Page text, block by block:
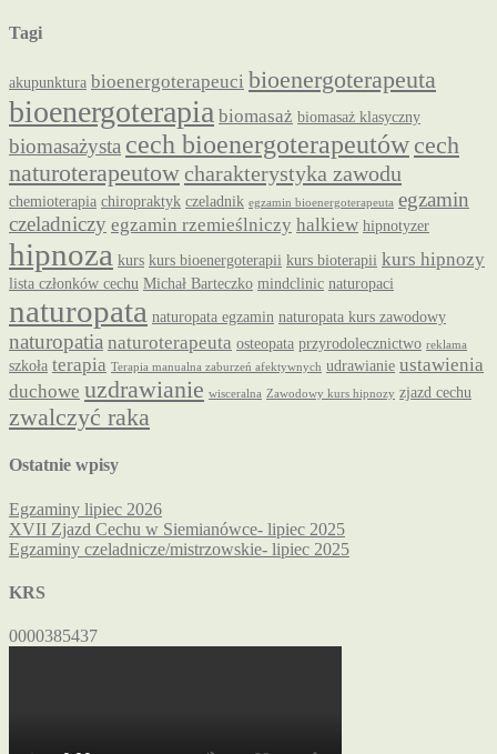
Tagi
akupunktura bioenergoterapeuci bioenergoterapeuta
bioenergoterapia biomasaż biomasaż klasyczny
biomasażysta cech bioenergoterapeutów cech
naturoterapeutowcharakterystyka zawodu
chemioterapia chiropraktyk czeladnik egzamin bioenergoterapeuta egzamin
czeladniczy egzamin rzemieślniczy halkiew hipnotyzer
hipnoza kurs kurs bioenergoterapii kurs bioterapii kurs hipnozy
lista członków cechu Michał Barteczko mindclinic naturopaci
naturopata naturopata egzamin naturopata kurs zawodowy
naturopatia naturoterapeuta osteopata przyrodolecznictwo reklama
szkoła terapia Terapia manualna zaburzeń afektywnych udrawianie ustawienia
duchowe uzdrawianie wisceralna Zawodowy kurs hipnozy zjazd cechu
zwalczyć raka
Ostatnie wpisy
Egzaminy lipiec 2026
XVII Zjazd Cechu w Siemianówce- lipiec 2025
Egzaminy czeladnicze/mistrzowskie- lipiec 2025
KRS
0000385437